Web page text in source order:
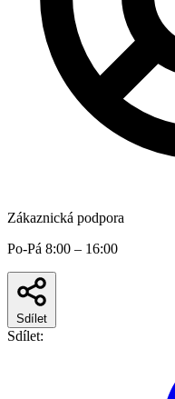
Zákaznická podpora
Po-Pá 8:00 – 16:00
Sdílet
Sdílet: